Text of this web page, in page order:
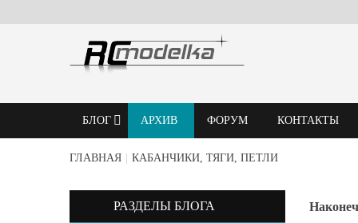
БЛОГ АРХИВ ФОРУМ КОНТАКТЫ
ГЛАВНАЯ КАБАНЧИКИ, ТЯГИ, ПЕТЛИ
РАЗДЕЛЫ БЛОГА